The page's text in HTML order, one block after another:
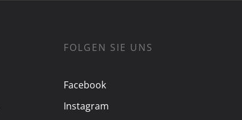
FOLGEN SIE UNS
Facebook
Instagram